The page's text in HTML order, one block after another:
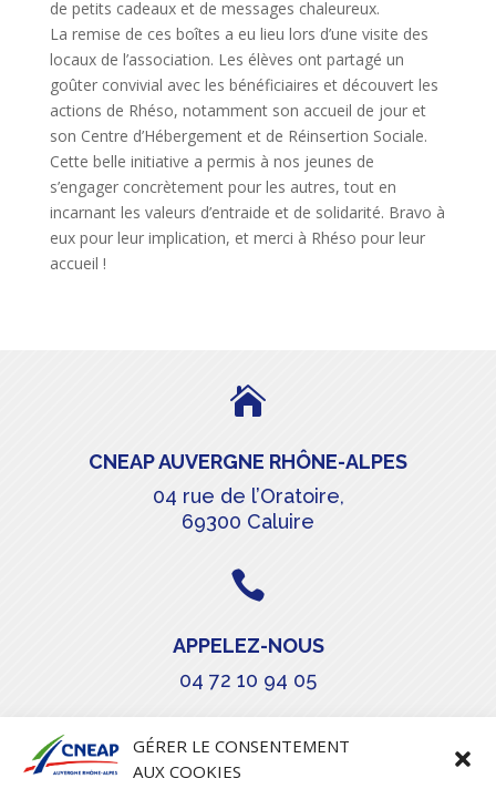
GÉRER LE CONSENTEMENT
AUX COOKIES
de petits cadeaux et de messages chaleureux.
La remise de ces boîtes a eu lieu lors d’une visite des
locaux de l’association. Les élèves ont partagé un
goûter convivial avec les bénéficiaires et découvert les
actions de Rhéso, notamment son accueil de jour et
son Centre d’Hébergement et de Réinsertion Sociale.
Cette belle initiative a permis à nos jeunes de
s’engager concrètement pour les autres, tout en
incarnant les valeurs d’entraide et de solidarité. Bravo à
eux pour leur implication, et merci à Rhéso pour leur
accueil !

CNEAP AUVERGNE RHÔNE-ALPES
04 rue de l’Oratoire,
69300 Caluire

APPELEZ-NOUS
04 72 10 94 05
